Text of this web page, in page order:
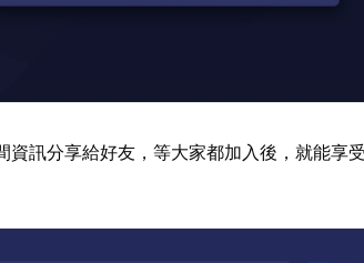
資訊分享給好友，等大家都加入後，就能享